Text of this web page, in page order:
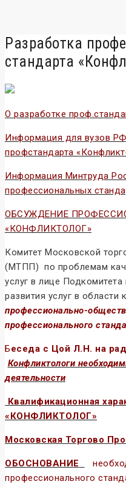
Разработка
стандарта
О разработке
Информация для вузов
профстандарта
Информация Минтруда
профессиональных
ОБСУЖДЕНИЕ
«КОНФЛИКТОЛОГ»
Комитет Московской
(МТПП) по проблемам
услуг в лице
развития услуг в области
профессионально-
профессионального
Беседа с Цой Л.Н. на
Конфликтологи
деятельности
Квалификационная
«КОНФЛИКТОЛОГ»
Московская Торгово
ОБОСНОВАНИЕ
профессионального